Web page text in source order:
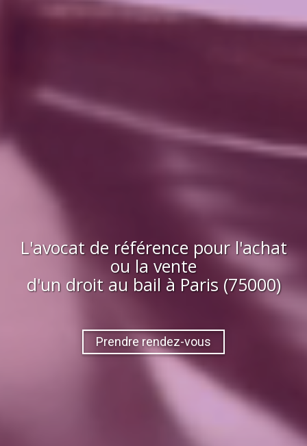
L'avocat de référence pour l'achat
ou la vente
d'un droit au bail à Paris (75000)
Prendre rendez-vous